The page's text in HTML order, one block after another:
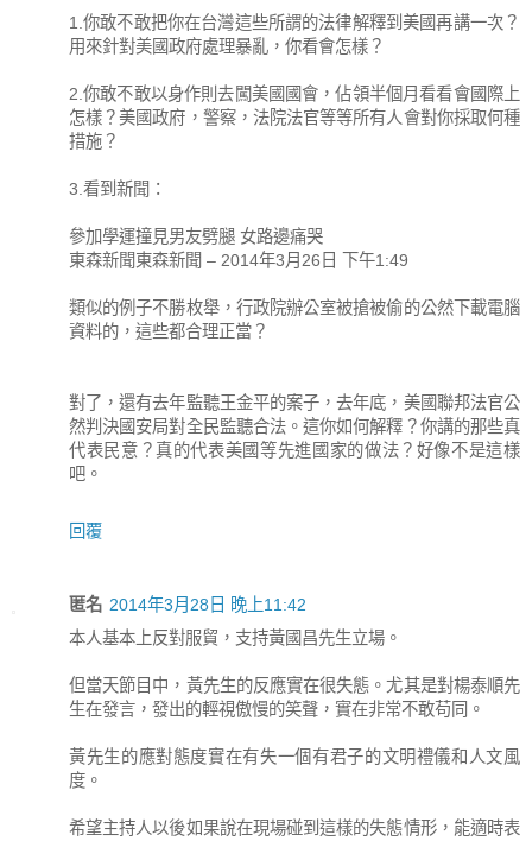
1.你敢不敢把你在台灣這些所謂的法律解釋到美國再講一次？
用來針對美國政府處理暴亂，你看會怎樣？
2.你敢不敢以身作則去闖美國國會，佔領半個月看看會國際上
怎樣？美國政府，警察，法院法官等等所有人會對你採取何種
措施？
3.看到新聞：
參加學運撞見男友劈腿 女路邊痛哭
東森新聞東森新聞 – 2014年3月26日 下午1:49
類似的例子不勝枚舉，行政院辦公室被搶被偷的公然下載電腦
資料的，這些都合理正當？
對了，還有去年監聽王金平的案子，去年底，美國聯邦法官公
然判決國安局對全民監聽合法。這你如何解釋？你講的那些真
代表民意？真的代表美國等先進國家的做法？好像不是這樣
吧。
回覆
匿名 2014年3月28日 晚上11:42
本人基本上反對服貿，支持黃國昌先生立場。
但當天節目中，黃先生的反應實在很失態。尤其是對楊泰順先
生在發言，發出的輕視傲慢的笑聲，實在非常不敢苟同。
黃先生的應對態度實在有失一個有君子的文明禮儀和人文風
度。
希望主持人以後如果說在現場碰到這樣的失態情形，能適時表